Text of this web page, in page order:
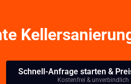
Schnell-Anfrage starten &
Kostenfrei & unverbindlich